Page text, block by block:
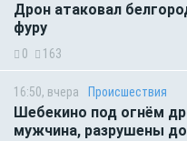
Дрон атаковал
фуру
0 163
16:50, вчера Происшествия
Шебекино под огнём
мужчина, разрушены